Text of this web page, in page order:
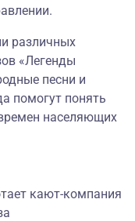
различных
«Легенды
песни и
помогут понять
населяющих
кают-компания